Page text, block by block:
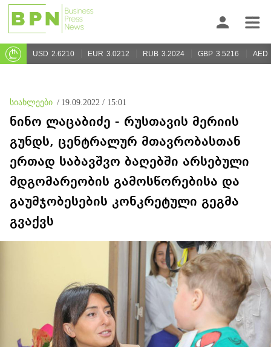
USD 2.6210 EUR 3.0212 RUB 3.2024 GBP 3.5216 AED
სიახლეები / 19.09.2022 / 15:01
ნინო ლაცაბიძე - რუსთავის მერიის
გუნდს, ცენტრალურ მთავრობასთან
ერთად საბავშვო ბაღებში არსებული
მდგომარეობის გამოსწორებისა და
გაუმჯობესების კონკრეტული გეგმა
გვაქვს